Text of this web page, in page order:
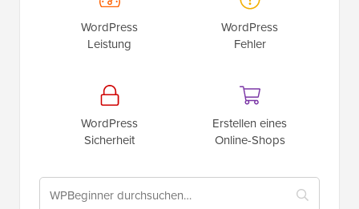
WordPress
Leistung
WordPress
Fehler
WordPress
Sicherheit
Erstellen eines
Online-Shops